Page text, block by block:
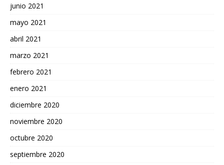
junio 2021
mayo 2021
abril 2021
marzo 2021
febrero 2021
enero 2021
diciembre 2020
noviembre 2020
octubre 2020
septiembre 2020